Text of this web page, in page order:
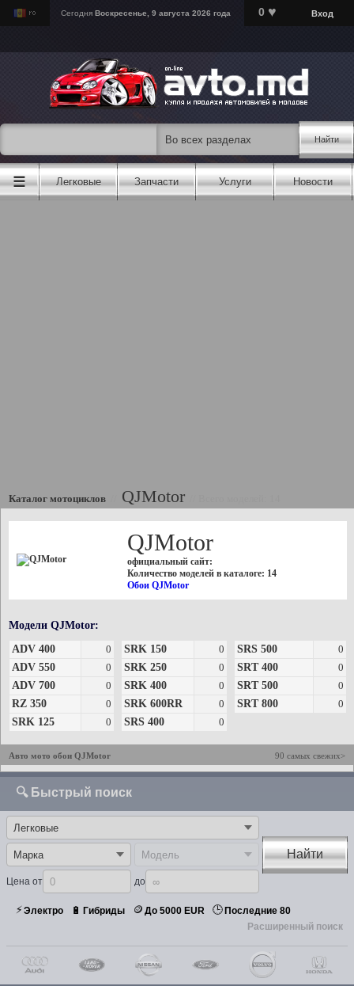
Сегодня Воскресенье, 9 августа 2026 года 0 ♥ Вход
Найти
☰ Легковые Запчасти Услуги Новости
Каталог мотоциклов QJMotor
QJMotor
официальный сайт:
Количество моделей в каталоге: 14
Обои QJMotor
Модели QJMotor:
ADV 400
0
ADV 550
0
ADV 700
0
RZ 350
0
SRK 125
0
SRK 150
0
SRK 250
0
SRK 400
0
SRK 600RR
0
SRS 400
0
SRS 500
0
SRT 400
0
SRT 500
0
SRT 800
0
Авто мото обои QJMotor 90 самых свежих>
🔍 Быстрый поиск
Цена от до
Найти
⚡Электро 🔋 Гибриды 🪙 До 5000 EUR 🕒 Последние 80
Расширенный поиск